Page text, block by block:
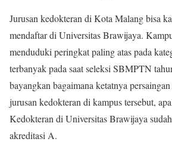
Jurusan kedokteran di Kota Malang bisa
mendaftar di Universitas Brawijaya.
menduduki peringkat paling atas pada
terbanyak pada saat seleksi SBMPTN
bayangkan bagaimana ketatnya
jurusan kedokteran di kampus tersebut,
Kedokteran di Universitas Brawijaya
akreditasi A.